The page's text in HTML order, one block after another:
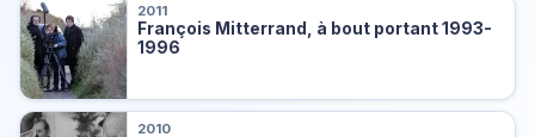
2011
François Mitterrand, à bout portant 1993-
1996
2010